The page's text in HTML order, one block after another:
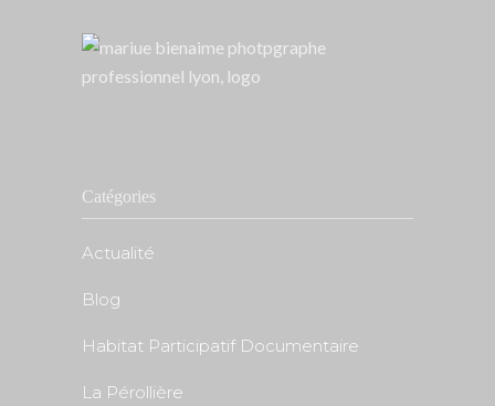
Catégories
Actualité
Blog
Habitat Participatif Documentaire
La Pérollière